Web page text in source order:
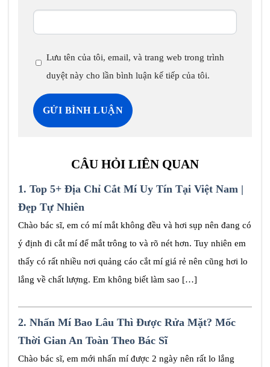
Lưu tên của tôi, email, và trang web trong trình
duyệt này cho lần bình luận kế tiếp của tôi.
CÂU HỎI LIÊN QUAN
1. Top 5+ Địa Chỉ Cắt Mí Uy Tín Tại Việt Nam |
Đẹp Tự Nhiên
Chào bác sĩ, em có mí mắt không đều và hơi sụp nên đang có
ý định đi cắt mí để mắt trông to và rõ nét hơn. Tuy nhiên em
thấy có rất nhiều nơi quảng cáo cắt mí giá rẻ nên cũng hơi lo
lắng về chất lượng. Em không biết làm sao […]
2. Nhấn Mí Bao Lâu Thì Được Rửa Mặt? Mốc
Thời Gian An Toàn Theo Bác Sĩ
Chào bác sĩ, em mới nhấn mí được 2 ngày nên rất lo lắng